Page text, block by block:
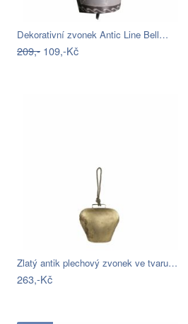
Dekorativní zvonek Antic Line Bell…
209,- 109,-Kč
Zlatý antik plechový zvonek ve tvaru…
263,-Kč